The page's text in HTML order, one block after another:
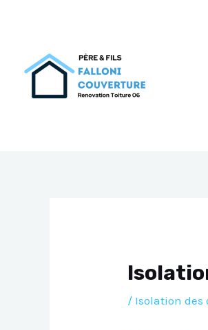
/ Isolation des